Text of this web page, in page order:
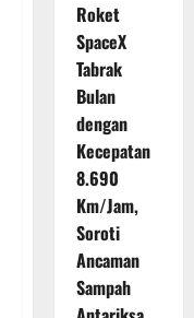
Roket
SpaceX
Tabrak
Bulan
dengan
Kecepatan
8.690
Km/Jam,
Soroti
Ancaman
Sampah